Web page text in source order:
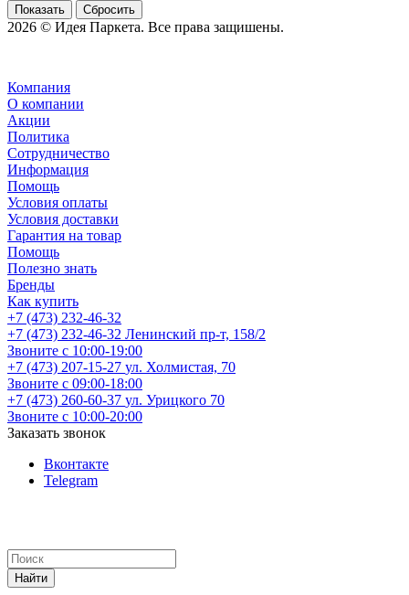
Сбросить
2026 © Идея Паркета. Все права защишены.
Компания
О компании
Акции
Политика
Сотрудничество
Информация
Помощь
Условия оплаты
Условия доставки
Гарантия на товар
Помощь
Полезно знать
Бренды
Как купить
+7 (473) 232-46-32
+7 (473) 232-46-32 Ленинский пр-т, 158/2
Звоните с 10:00-19:00
+7 (473) 207-15-27 ул. Холмистая, 70
Звоните с 09:00-18:00
+7 (473) 260-60-37 ул. Урицкого 70
Звоните с 10:00-20:00
Заказать звонок
Вконтакте
Telegram
Найти